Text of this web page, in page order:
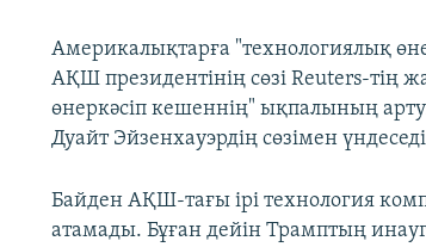
Америкалықтарға "технологиялық
АҚШ президентінің сөзі Reuters-
өнеркәсіп кешеннің" ықпалының
Дуайт Эйзенхауэрдің сөзімен
Байден АҚШ-тағы ірі технология
атамады. Бұған дейін Трамптың